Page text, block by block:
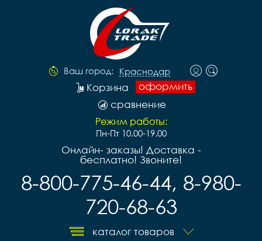
Ваш город: Краснодар
оформить
Корзина
сравнение
Режим работы:
Пн-Пт 10.00-19.00
Онлайн- заказы! Доставка -
бесплатно! Звоните!
8-800-775-46-44, 8-980-
720-68-63
каталог товаров